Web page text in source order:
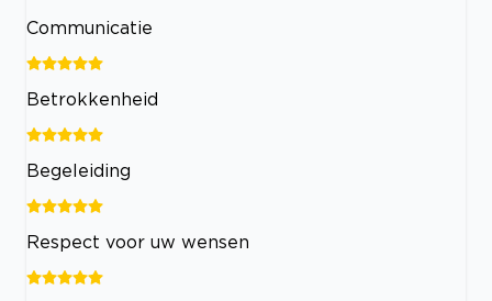
Communicatie
Betrokkenheid
Begeleiding
Respect voor uw wensen